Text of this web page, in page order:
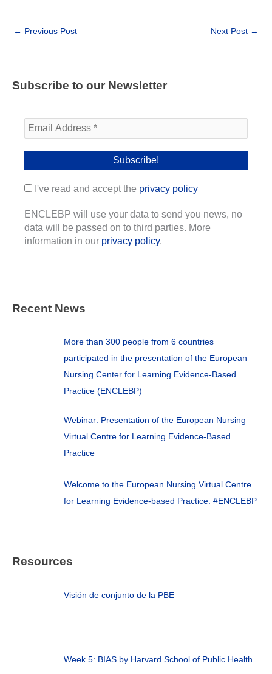
← Previous Post Next Post →
Subscribe to our Newsletter
I've read and accept the privacy policy
ENCLEBP will use your data to send you news, no
data will be passed on to third parties. More
information in our privacy policy.
Recent News
More than 300 people from 6 countries
participated in the presentation of the European
Nursing Center for Learning Evidence-Based
Practice (ENCLEBP)
Webinar: Presentation of the European Nursing
Virtual Centre for Learning Evidence-Based
Practice
Welcome to the European Nursing Virtual Centre
for Learning Evidence-based Practice: #ENCLEBP
Resources
Visión de conjunto de la PBE
Week 5: BIAS by Harvard School of Public Health